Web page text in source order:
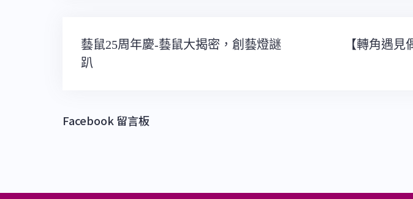
文
章
藝鼠25周年慶-藝鼠大揭密，創藝燈謎
趴
【轉角遇
Facebook 留言板